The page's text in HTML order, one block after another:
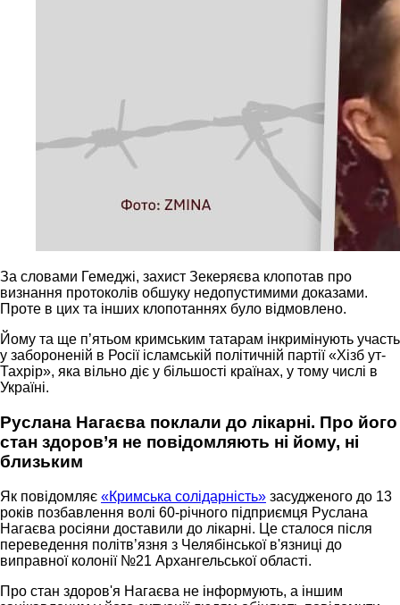
За словами Гемеджі, захист Зекеряєва клопотав про
визнання протоколів обшуку недопустимими доказами.
Проте в цих та інших клопотаннях було відмовлено.
Йому та ще п’ятьом кримським татарам інкримінують участь
у забороненій в Росії ісламській політичній партії «Хізб ут-
Тахрір», яка вільно діє у більшості країнах, у тому числі в
Україні.
Руслана Нагаєва поклали до лікарні. Про його
стан здоров’я не повідомляють ні йому, ні
близьким
Як повідомляє «Кримська солідарність» засудженого до 13
років позбавлення волі 60-річного підприємця Руслана
Нагаєва росіяни доставили до лікарні. Це сталося після
переведення політв’язня з Челябінської в'язниці до
виправної колонії №21 Архангельської області.
Про стан здоров'я Нагаєва не інформують, а іншим